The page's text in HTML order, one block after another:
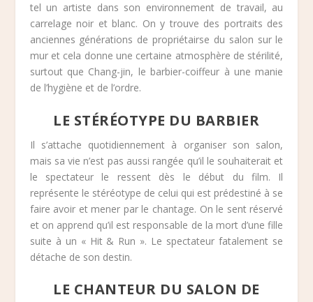
tel un artiste dans son environnement de travail, au
carrelage noir et blanc. On y trouve des portraits des
anciennes générations de propriétairse du salon sur le
mur et cela donne une certaine atmosphère de stérilité,
surtout que Chang-jin, le barbier-coiffeur à une manie
de l’hygiène et de l’ordre.
LE STÉRÉOTYPE DU BARBIER
Il s’attache quotidiennement à organiser son salon,
mais sa vie n’est pas aussi rangée qu’il le souhaiterait et
le spectateur le ressent dès le début du film. Il
représente le stéréotype de celui qui est prédestiné à se
faire avoir et mener par le chantage. On le sent réservé
et on apprend qu’il est responsable de la mort d’une fille
suite à un « Hit & Run ». Le spectateur fatalement se
détache de son destin.
LE CHANTEUR DU SALON DE